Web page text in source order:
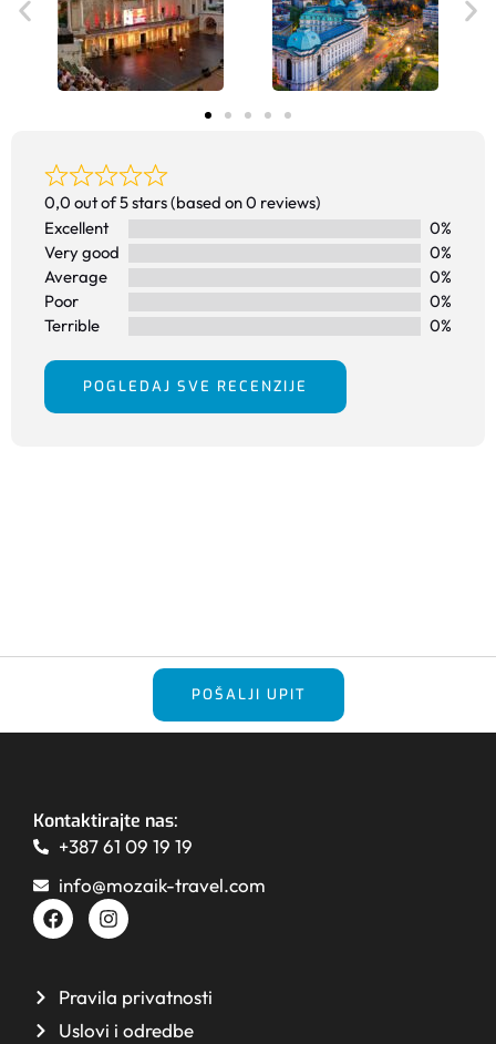
0,0 out of 5 stars (based on 0 reviews)
Excellent
0%
Very good
0%
Average
0%
Poor
0%
Terrible
0%
POGLEDAJ SVE RECENZIJE
POŠALJI UPIT
Kontaktirajte nas:
+387 61 09 19 19
info@mozaik-travel.com
Pravila privatnosti
Uslovi i odredbe